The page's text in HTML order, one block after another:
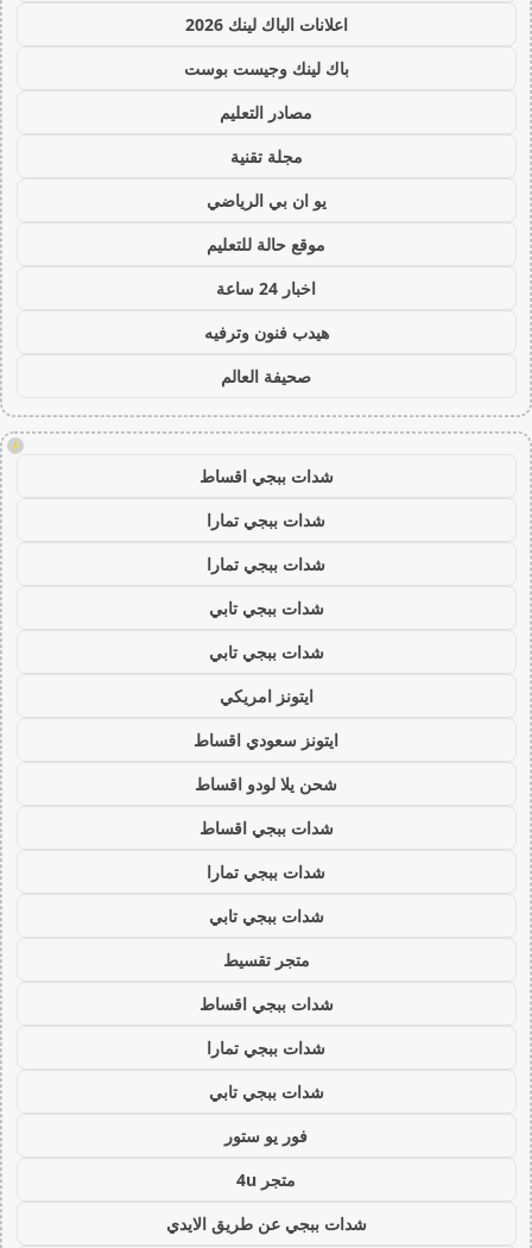
اعلانات الباك لينك 2026
باك لينك وجيست بوست
مصادر التعليم
مجلة تقنية
يو ان بي الرياضي
موقع حالة للتعليم
اخبار 24 ساعة
هيدب فنون وترفيه
صحيفة العالم
!
شدات ببجي اقساط
شدات ببجي تمارا
شدات ببجي تمارا
شدات ببجي تابي
شدات ببجي تابي
ايتونز امريكي
ايتونز سعودي اقساط
شحن يلا لودو اقساط
شدات ببجي اقساط
شدات ببجي تمارا
شدات ببجي تابي
متجر تقسيط
شدات ببجي اقساط
شدات ببجي تمارا
شدات ببجي تابي
فور يو ستور
متجر 4u
شدات ببجي عن طريق الايدي